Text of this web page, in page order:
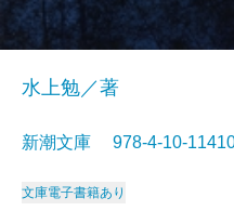
水上勉／著
新潮文庫 978-4-10-
文庫電子書籍あり